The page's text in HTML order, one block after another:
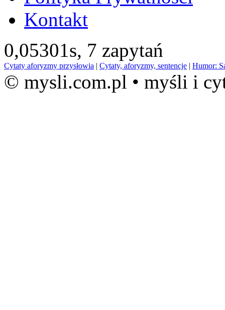
Kontakt
0,05301s, 7 zapytań
Cytaty aforyzmy przysłowia | Cytaty, aforyzmy, sentencje | Humor:
© mysli.com.pl • myśli i